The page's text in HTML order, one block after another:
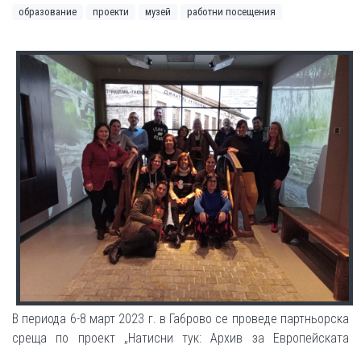
образование проекти музей работни посещения
В периода 6-8 март 2023 г. в Габрово се проведе партньорска
среща по проект „Натисни тук: Архив за Европейската